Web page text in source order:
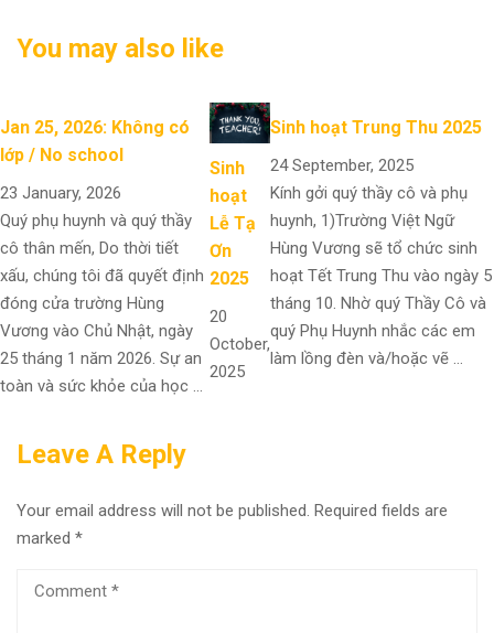
You may also like
Jan 25, 2026: Không có
lớp / No school
23 January, 2026
Quý phụ huynh và quý thầy
cô thân mến, Do thời tiết
xấu, chúng tôi đã quyết định
đóng cửa trường Hùng
Vương vào Chủ Nhật, ngày
25 tháng 1 năm 2026. Sự an
toàn và sức khỏe của học …
Sinh
hoạt
Lễ Tạ
Ơn
2025
20
October,
2025
Sinh hoạt Trung Thu 2025
24 September, 2025
Kính gởi quý thầy cô và phụ
huynh, 1)Trường Việt Ngữ
Hùng Vương sẽ tổ chức sinh
hoạt Tết Trung Thu vào ngày 5
tháng 10. Nhờ quý Thầy Cô và
quý Phụ Huynh nhắc các em
làm lồng đèn và/hoặc vẽ …
Leave A Reply
Your email address will not be published. Required fields are
marked *